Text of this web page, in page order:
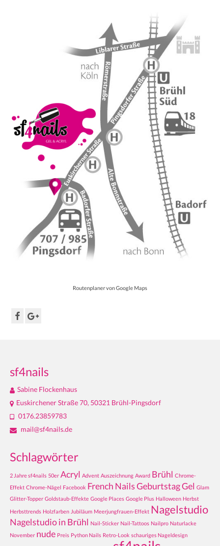
Routenplaner von Google Maps
sf4nails
Sabine Flockenhaus
Euskirchener Straße 70, 50321 Brühl-Pingsdorf
0176.23859783
mail@sf4nails.de
Schlagwörter
2 Jahre sf4nails 50er Acryl Advent Auszeichnung Award Brühl Chrome-
Effekt Chrome-Nägel Facebook French NailsGeburtstagGel Glam
Glitter-Topper Goldstaub-Effekte Google Places Google Plus Halloween Herbst
Herbsttrends Holzfarben Jubiläum Meerjungfrauen-Effekt Nagelstudio
Nagelstudio in Brühl Nail-Sticker Nail-Tattoos Nailpro Naturlacke
November nude Preis Python Nails Retro-Look schauriges Nageldesign